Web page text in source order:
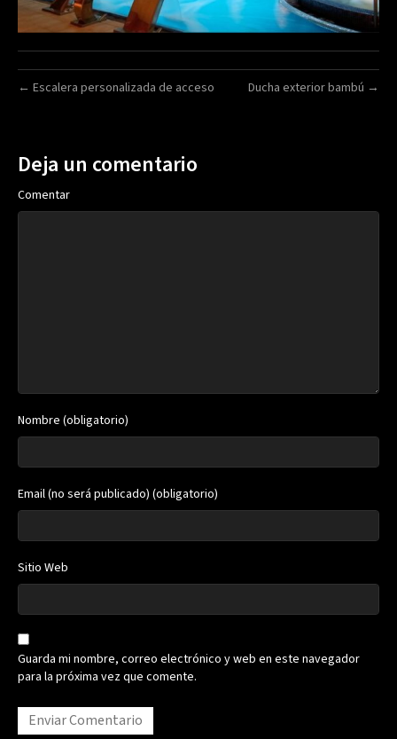
← Escalera personalizada de acceso Ducha exterior bambú →
Deja un comentario
Comentar
Nombre (obligatorio)
Email (no será publicado) (obligatorio)
Sitio Web
Guarda mi nombre, correo electrónico y web en este navegador
para la próxima vez que comente.